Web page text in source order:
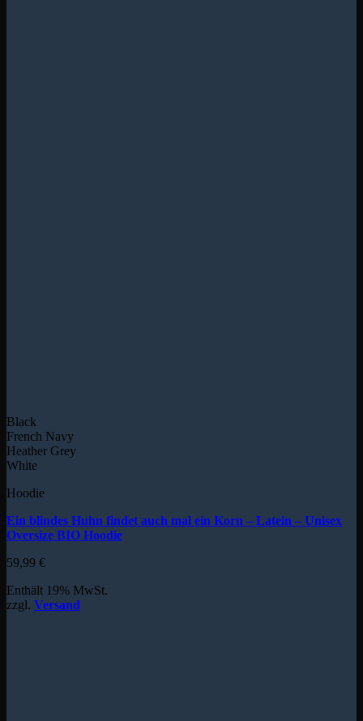
Black
French Navy
Heather Grey
White
Hoodie
Ein blindes Huhn findet auch mal ein Korn – Latein – Unisex
Oversize BIO Hoodie
59,99 €
Enthält 19% MwSt.
zzgl. Versand